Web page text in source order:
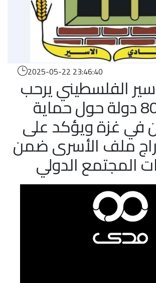
2025-05-22 23:46:40
الفلسطيني يرحب
ببيان 80 دولة حول حماية
في غزة ويؤكد على
ملف الأسرى ضمن
المجتمع الدولي